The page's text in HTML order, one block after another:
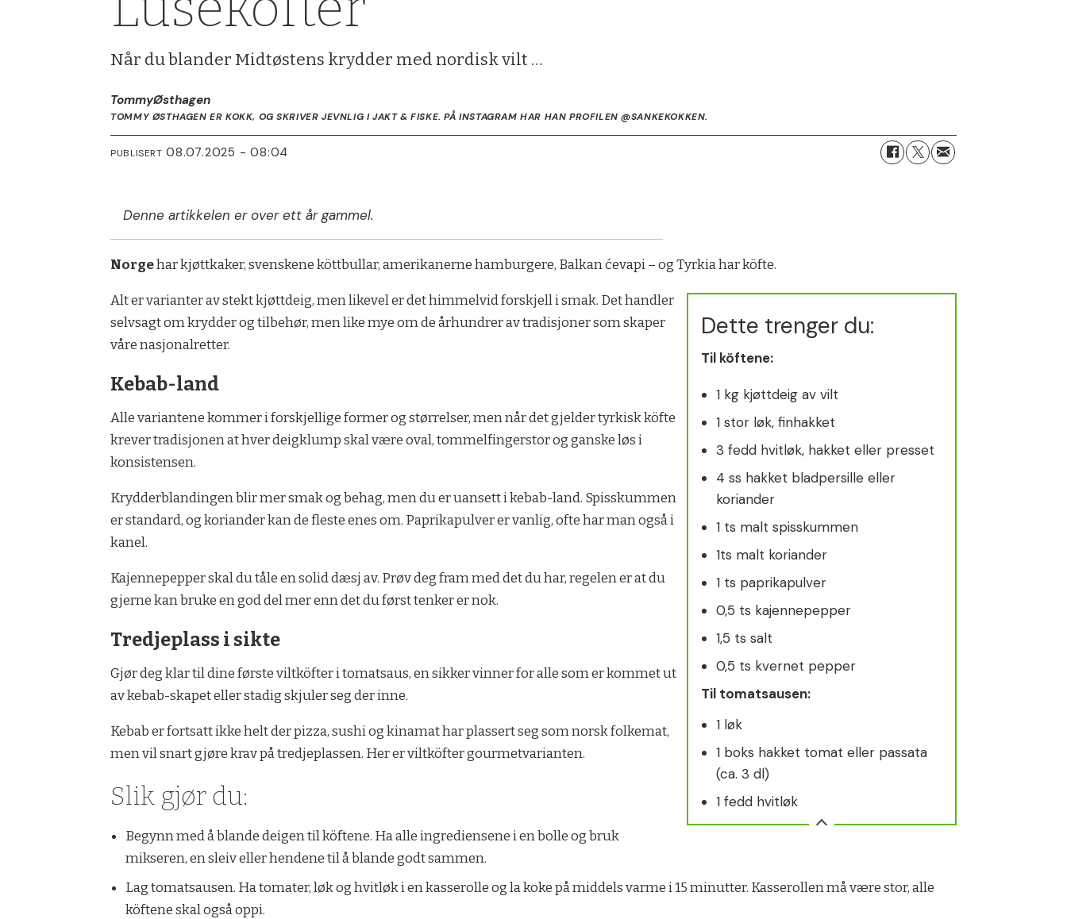
Når du blander Midtøstens krydder med nordisk vilt …
TommyØsthagen
TOMMY ØSTHAGEN ER KOKK, OG SKRIVER JEVNLIG I JAKT & FISKE. PÅ INSTAGRAM HAR HAN PROFILEN @SANKEKOKKEN.
PUBLISERT 08.07.2025 - 08:04
Denne artikkelen er over ett år gammel.
Norgehar kjøttkaker, svenskene köttbullar, amerikanerne hamburgere, Balkan ćevapi – og Tyrkia har köfte.
Dette trenger du:
Til köftene:
1 kg kjøttdeig av vilt
1 stor løk, finhakket
3 fedd hvitløk, hakket eller presset
4 ss hakket bladpersille eller
koriander
1 ts malt spisskummen
1ts malt koriander
1 ts paprikapulver
0,5 ts kajennepepper
1,5 ts salt
0,5 ts kvernet pepper
Til tomatsausen:
1 løk
1 boks hakket tomat eller passata
(ca. 3 dl)
1 fedd hvitløk
Alt er varianter av stekt kjøttdeig, men likevel er det himmelvid forskjell i smak. Det handler
selvsagt om krydder og tilbehør, men like mye om de århundrer av tradisjoner som skaper
våre nasjonalretter.
Kebab-land
Alle variantene kommer i forskjellige former og størrelser, men når det gjelder tyrkisk köfte
krever tradisjonen at hver deigklump skal være oval, tommelfingerstor og ganske løs i
konsistensen.
Krydderblandingen blir mer smak og behag, men du er uansett i kebab-land. Spisskummen
er standard, og koriander kan de fleste enes om. Paprikapulver er vanlig, ofte har man også i
kanel.
Kajennepepper skal du tåle en solid dæsj av. Prøv deg fram med det du har, regelen er at du
gjerne kan bruke en god del mer enn det du først tenker er nok.
Tredjeplass i sikte
Gjør deg klar til dine første viltköfter i tomatsaus, en sikker vinner for alle som er kommet ut
av kebab-skapet eller stadig skjuler seg der inne.
Kebab er fortsatt ikke helt der pizza, sushi og kinamat har plassert seg som norsk folkemat,
men vil snart gjøre krav på tredjeplassen. Her er viltköfter gourmetvarianten.
Slik gjør du:
Begynn med å blande deigen til köftene. Ha alle ingrediensene i en bolle og bruk
mikseren, en sleiv eller hendene til å blande godt sammen.
Lag tomatsausen. Ha tomater, løk og hvitløk i en kasserolle og la koke på middels varme i 15 minutter. Kasserollen må være stor, alle
köftene skal også oppi.